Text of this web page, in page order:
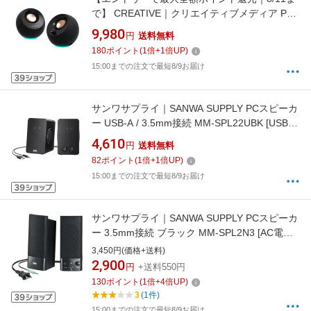
で】 CREATIVE｜クリエイティブメディア PC
スピーカー Bluetooth / USB-C / USB-A / 3.5mm
接続 Pebble Pro SP-PBLPRO-BKA [USB電源
/2.0ch]
9,980 円 送料無料
180ポイント (1倍+1倍UP)
15:00までの注文で最短8/9お届け
サンワサプライ｜SANWA SUPPLY PCスピーカ
ー USB-A / 3.5mm接続 MM-SPL22UBK [USB電
源]
4,610 円 送料無料
82ポイント (1倍+1倍UP)
15:00までの注文で最短8/9お届け
サンワサプライ｜SANWA SUPPLY PCスピーカ
ー 3.5mm接続 ブラック MM-SPL2N3 [AC電源
/2.0ch]
3,450円(価格+送料)
2,900 円 +送料550円
130ポイント (1倍+4倍UP)
3(1件)